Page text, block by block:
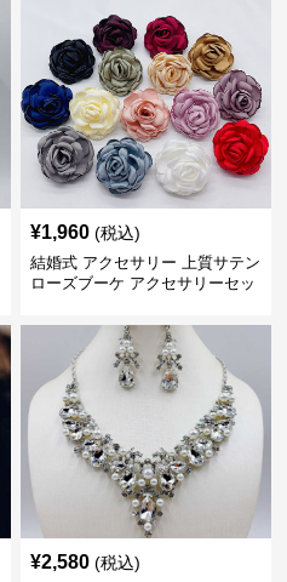
¥1,960 (税込)
結婚式 アクセサリー 上質サテン
ローズブーケ アクセサリーセッ
¥2,580 (税込)